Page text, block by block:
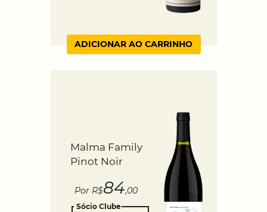
ADICIONAR AO CARRINHO
Malma Family
Pinot Noir
Por R$84,00
Sócio Clube